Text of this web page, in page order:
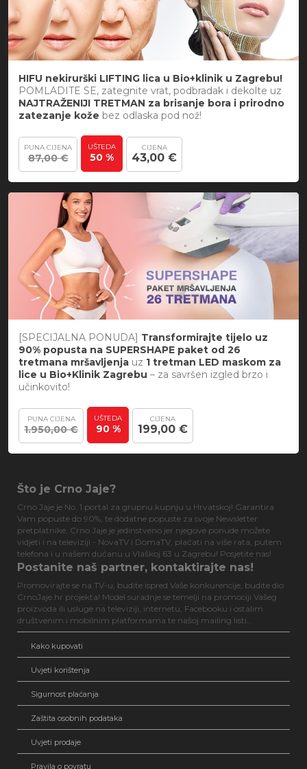
HIFU nekirurški LIFTING lica u Bio+klinik u Zagrebu!
POMLADITE SE, zategnite vrat, podbradak i dekolte uz
NAJTRAŽENIJI TRETMAN za brisanje bora i prirodno
zatezanje kože bez odlaska pod nož!
PUNA CIJENA
87,00 €
UŠTEDA
50 %
CIJENA
43,00 €
[SPECIJALNA PONUDA] Transformirajte tijelo uz
90% popusta na SUPERSHAPE paket od 26
tretmana mršavljenja uz 1 tretman LED maskom za
lice u Bio+Klinik Zagrebu – za savršen izgled brzo i
učinkovito!
PUNA CIJENA
1.950,00 €
UŠTEDA
90 %
CIJENA
199,00 €
Što je Crno Jaje?
Crno Jaje je No. 1 portal za grupnu kupnju u Hrvatskoj! Garantira
Vam popuste do 90%, te dodatne popuste za svoje Newsletter
pretplatnike. Crno Jaje je jedinstveno jer njegove ponude možete
vidjeti i na televiziji - NovaTV i DomaTV, plaćati na više rata, putem
telefona i u našem dućanu u Vlaškoj 63 u Zagrebu! Posjetite nas!
Postanite naš partner, kontaktirajte nas!
Promovirajte se na TV-u, budite ispred Vaše konkurencije, budite dio
CrnoJaje.hr projekta! Model suradnje se temelji na promociji Vašeg
proizvoda ili usluge na televiziji, internetu, Facebooku i ostalim
društvenim i mobilnim platformama te našoj mailing listi...
Kako kupovati
Uvjeti korištenja
Sigurnost plaćanja
Zaštita osobnih podataka
Uvjeti prodaje
Pravila o povratu